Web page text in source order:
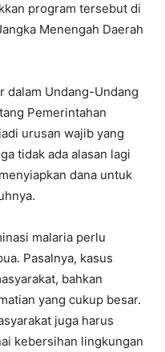
program tersebut di
Menengah Daerah
dalam Undang-Undang
Pemerintahan
urusan wajib yang
tidak ada alasan lagi
dana untuk
malaria perlu
Pasalnya, kasus
bahkan
yang cukup besar.
juga harus
kebersihan lingkungan